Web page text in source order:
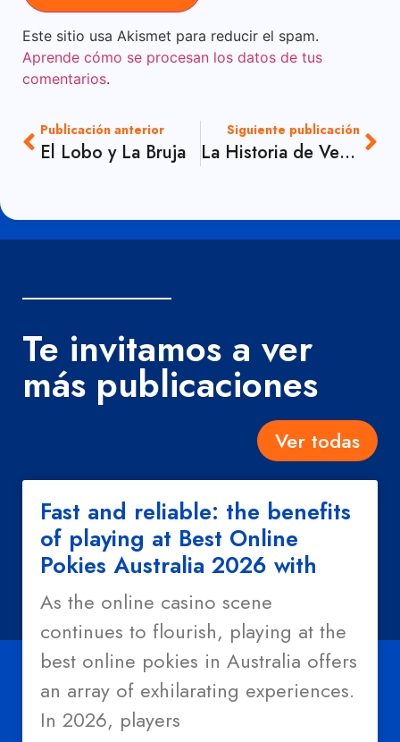
Este sitio usa Akismet para reducir el spam.
Aprende cómo se procesan los datos de tus
comentarios.
Publicación anterior
El Lobo y La Bruja
Siguiente publicación
La Historia de Verónica
Te invitamos a ver
más publicaciones
Ver todas
Fast and reliable: the benefits
of playing at Best Online
Pokies Australia 2026 with
As the online casino scene
continues to flourish, playing at the
best online pokies in Australia offers
an array of exhilarating experiences.
In 2026, players